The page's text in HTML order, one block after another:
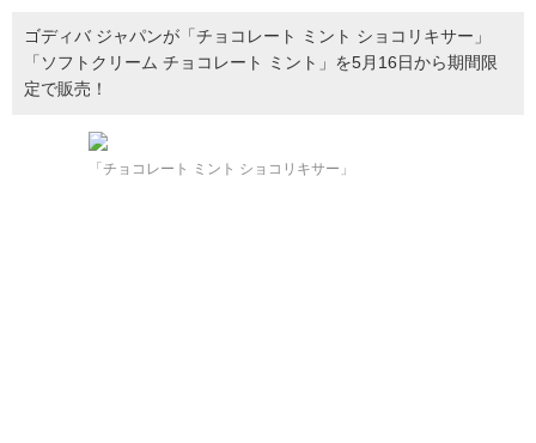
ゴディバ ジャパンが「チョコレート ミント ショコリキサー」
「ソフトクリーム チョコレート ミント」を5月16日から期間限
定で販売！
「チョコレート ミント ショコリキサー」